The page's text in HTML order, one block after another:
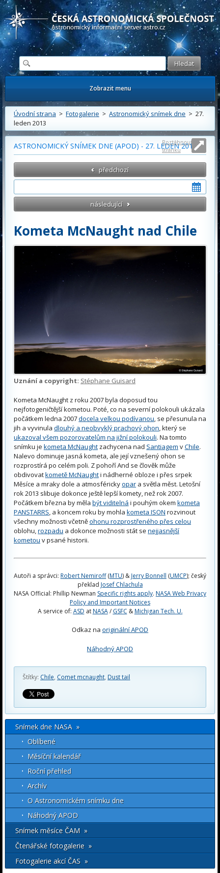
Česká astronomická společnost - Informační astronomický server
Zobrazit menu
Úvodní strana > Fotogalerie > Astronomický snímek dne > 27.
leden 2013
ASTRONOMICKÝ SNÍMEK DNE (APOD) - 27. LEDEN 2013
Roztáhnout
stránku
předchozí
následující
Kometa McNaught nad Chile
Uznání a copyright: Stéphane Guisard
Kometa McNaught z roku 2007 byla doposud tou
nejfotogeničtější kometou. Poté, co na severní polokouli ukázala
počátkem ledna 2007docela velkou podívanou, se přesunula na
jih a vyvinula dlouhý a neobvyklý prachový ohon, který se
ukazoval všem pozorovatelům na jižní polokouli. Na tomto
snímku je kometa McNaught zachycena nad Santiagem vChile.
Nalevo dominuje jasná kometa, ale její vznešený ohon se
rozprostírá po celém poli. Z pohoří And se člověk může
obdivovatkometě McNaughti nádherné obloze i přes srpek
Měsíce a mraky dole a atmosférickyopar a světla měst. Letošní
rok 2013 slibuje dokonce ještě lepší komety, než rok 2007.
Počátkem března by měla být viditelná i pouhým okem kometa
PANSTARRS, a koncem roku by mohla kometa ISON rozvinout
všechny možnosti včetněohonu rozprostřeného přes celou
oblohu,rozpadu a dokonce možnosti stát se nejjasnější
kometou v psané historii.
Autoři a správci: Robert Nemiroff(MTU) &Jerry Bonnell (UMCP); český
překlad Josef Chlachula
NASA Official: Phillip Newman Specific rights apply. NASA Web Privacy
Policy and Important Notices
A service of: ASD atNASA/ GSFC &Michigan Tech. U.
Odkaz na originální APOD
Náhodný APOD
Štítky: Chile, Comet mcnaught, Dust tail
Snímek dne NASA »
Oblíbené
Měsíční kalendář
Roční přehled
Archív
O Astronomickém snímku dne
Náhodný APOD
Snímek měsíce ČAM »
Čtenářské fotogalerie »
Fotogalerie akcí ČAS »